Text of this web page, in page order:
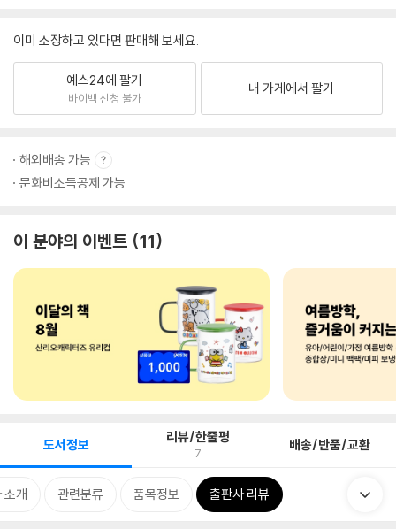
이미 소장하고 있다면 판매해 보세요.
예스24에 팔기
바이백 신청 불가
내 가게에서 팔기
해외배송 가능
문화비소득공제 가능
이 분야의 이벤트 11
도서정보 리뷰/한줄평
7 배송/반품/교환
소개 관련분류 품목정보 출판사 리뷰